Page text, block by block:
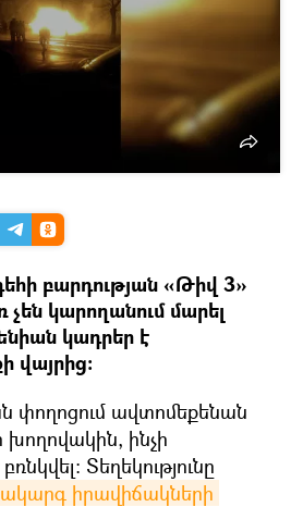
բարդության «Թիվ 3»
չեն կարողանում մարել
կադրեր է
վայրից։
փողոցում ավտոմեքենան
ինչի
Տեղեկությունը
իրավիճակների